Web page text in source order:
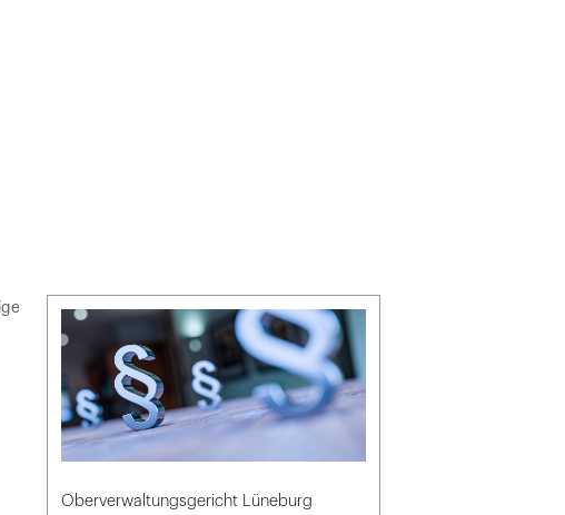
Oberverwaltungsgericht Lüneburg